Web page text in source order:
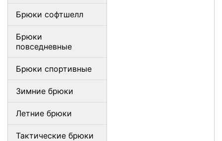
Брюки софтшелл
Брюки
повседневные
Брюки спортивные
Зимние брюки
Летние брюки
Тактические брюки